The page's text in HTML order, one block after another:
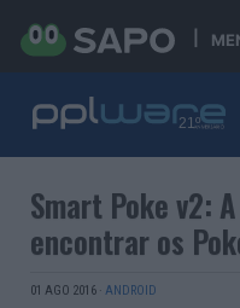
Smart Poke v2:
encontrar os
01 AGO 2016 · ANDROID